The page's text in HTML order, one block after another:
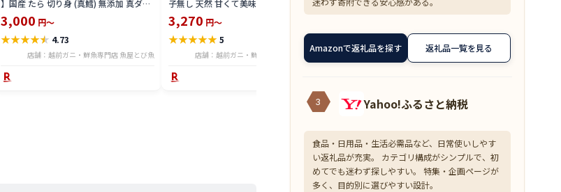
】国産 たら 切り身 (真鱈) 無添加 真ダラ
骨抜き 鍋 フライ ホイル焼き 送料無料
tar2306-12ka
3,000 円～
★★★★★ 4.73
店舗：越前ガニ・鮮魚専門店 魚屋とび魚
子無し 天然 甘くて美味しい あまえび ア
マエビ お刺身 お寿司 バーベキュー 船上
凍結 送料無料 amaebis
3,270 円～
★★★★★5
店舗：越前ガニ・鮮魚専門店 魚屋とび魚
料 zkani2410
6,999
店舗：越前ガニ・鮮魚専門店 魚屋とび魚
焼き チャーハ
1,390
★
Amazonで返礼品を探す 返礼品一覧を見る
3 Yahoo!ふるさと納税
食品・日用品・生活必需品など、日常使いしやす
い返礼品が充実。 カテゴリ構成がシンプルで、初
めてでも迷わず探しやすい。 特集・企画ページが
多く、目的別に選びやすい設計。